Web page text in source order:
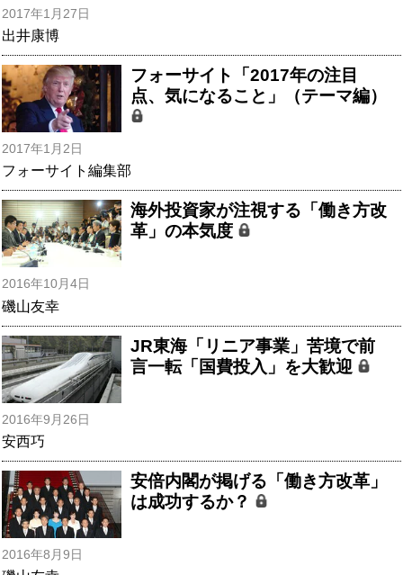
2017年1月27日
出井康博
フォーサイト「2017年の注目
点、気になること」（テーマ編）
2017年1月2日
フォーサイト編集部
海外投資家が注視する「働き方改
革」の本気度
2016年10月4日
磯山友幸
JR東海「リニア事業」苦境で前
言一転「国費投入」を大歓迎
2016年9月26日
安西巧
安倍内閣が掲げる「働き方改革」
は成功するか？
2016年8月9日